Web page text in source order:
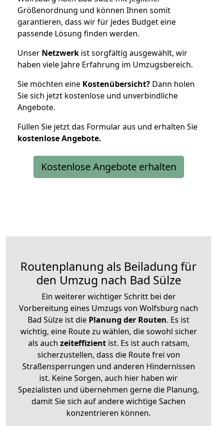
Größenordnung und können Ihnen somit
garantieren, dass wir für jedes Budget eine
passende Lösung finden werden.
Unser Netzwerk ist sorgfältig ausgewählt, wir
haben viele Jahre Erfahrung im Umzugsbereich.
Sie möchten eine Kostenübersicht? Dann holen
Sie sich jetzt kostenlose und unverbindliche
Angebote.
Füllen Sie jetzt das Formular aus und erhalten Sie
kostenloseAngebote.
Kostenlose Angebote erhalten
Routenplanung als Beiladung für
den Umzug nach Bad Sülze
Ein weiterer wichtiger Schritt bei der
Vorbereitung eines Umzugs von Wolfsburg nach
Bad Sülze ist die Planung der Routen. Es ist
wichtig, eine Route zu wählen, die sowohl sicher
als auch zeiteffizientist. Es ist auch ratsam,
sicherzustellen, dass die Route frei von
Straßensperrungen und anderen Hindernissen
ist. Keine Sorgen, auch hier haben wir
Spezialisten und übernehmen gerne die Planung,
damit Sie sich auf andere wichtige Sachen
konzentrieren können.